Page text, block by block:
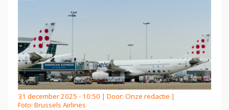
31 december 2025 - 10:50 | Door: Onze redactie |
Foto: Brussels Airlines